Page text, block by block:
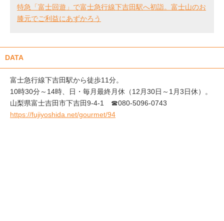
特急「富士回遊」で富士急行線下吉田駅へ初詣。富士山のお
膝元でご利益にあずかろう
DATA
富士急行線下吉田駅から徒歩11分。
10時30分～14時、日・毎月最終月休（12月30日～1月3日休）。
山梨県富士吉田市下吉田9-4-1 ☎080-5096-0743
https://fujiyoshida.net/gourmet/94